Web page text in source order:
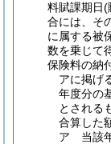
料賦課期日(
合には、そ
に属する被
数を乗じて
保険料の納
アに掲げ
年度分の
とされる
合算した
ア 当該